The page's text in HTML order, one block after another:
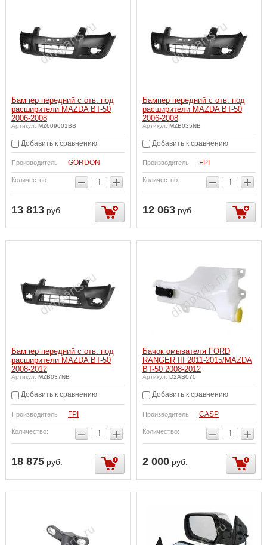
Бампер передний с отв. под
расширители MAZDA BT-50
2006-2008
Артикул: MZ609001BB
Добавить к сравнению
Производитель GORDON
Количество: − +
13 813 руб.
Бампер передний с отв. под
расширители MAZDA BT-50
2006-2008
Артикул: MZB035NB
Добавить к сравнению
Производитель FPI
Количество: − +
12 063 руб.
Бампер передний с отв. под
расширители MAZDA BT-50
2008-2012
Артикул: MZB037NB
Добавить к сравнению
Производитель FPI
Количество: − +
18 875 руб.
Бачок омывателя FORD
RANGER III 2011-2015/MAZDA
BT-50 2008-2012
Артикул: D2AB070
Добавить к сравнению
Производитель CASP
Количество: − +
2 000 руб.